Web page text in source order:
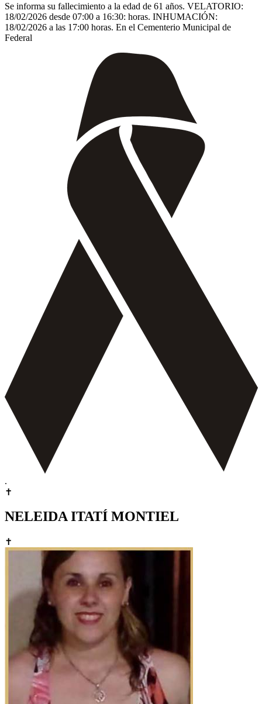
Se informa su fallecimiento a la edad de 61 años. VELATORIO:
18/02/2026 desde 07:00 a 16:30: horas. INHUMACIÓN:
18/02/2026 a las 17:00 horas. En el Cementerio Municipal de
Federal
.
✝
NELEIDA ITATÍ MONTIEL
✝